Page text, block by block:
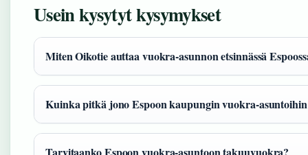
Usein kysytyt kysymykset
Miten Oikotie auttaa vuokra-asunnon etsinnässä
Kuinka pitkä jono Espoon kaupungin vuokra-